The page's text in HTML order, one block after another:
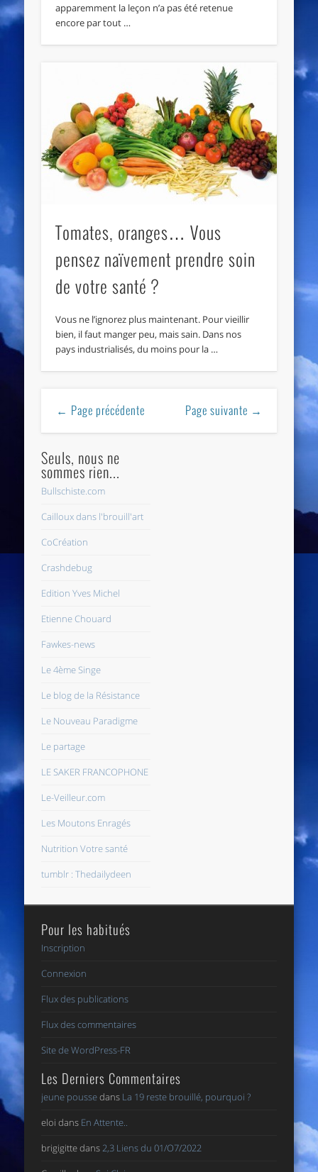
apparemment la leçon n’a pas été retenue
encore par tout …
Tomates, oranges… Vous
pensez naïvement prendre soin
de votre santé ?
Vous ne l’ignorez plus maintenant. Pour vieillir
bien, il faut manger peu, mais sain. Dans nos
pays industrialisés, du moins pour la …
← Page précédente Page suivante →
Seuls, nous ne
sommes rien...
Bullschiste.com
Cailloux dans l'brouill'art
CoCréation
Crashdebug
Edition Yves Michel
Etienne Chouard
Fawkes-news
Le 4ème Singe
Le blog de la Résistance
Le Nouveau Paradigme
Le partage
LE SAKER FRANCOPHONE
Le-Veilleur.com
Les Moutons Enragés
Nutrition Votre santé
tumblr : Thedailydeen
Pour les habitués
Inscription
Connexion
Flux des publications
Flux des commentaires
Site de WordPress-FR
Les Derniers Commentaires
jeune poussedans La 19 reste brouillé, pourquoi ?
eloi dans En Attente..
brigigittedans2,3 Liens du 01/O7/2022